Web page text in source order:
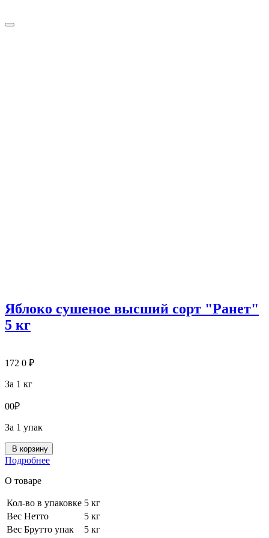
Яблоко сушеное высший сорт "Ранет"
5 кг
172 0 ₽
За 1 кг
00₽
За 1 упак
В корзину
Подробнее
О товаре
Кол-во в упаковке 5 кг
Вес Нетто
5 кг
Вес Брутто упак
5 кг